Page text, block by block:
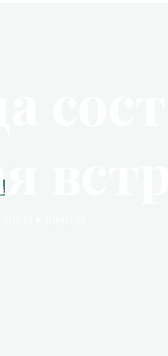
клиентов